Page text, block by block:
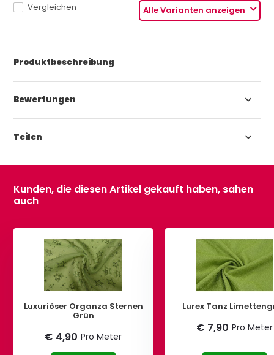
Alle Varianten anzeigen
Vergleichen
Produktbeschreibung
Bewertungen
Teilen
Kunden, die diesen Artikel gekauft haben, sahen
auch
Luxuriöser Organza Sternen
Grün
€ 4,90 Pro Meter
Lurex Tanz
€ 7,90 Pro Meter